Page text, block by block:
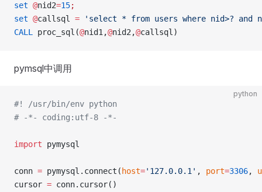
set @nid2=15;
set @callsql = 'select * from users where nid>? and
CALL
proc_sql(@nid1,@nid2,@callsql)
pymsql中调用
python
#! /usr/bin/env python
# -*- coding:utf-8 -*-
import pymysql
conn = pymysql.connect( host='127.0.0.1' , port=3306,
cursor = conn.cursor()